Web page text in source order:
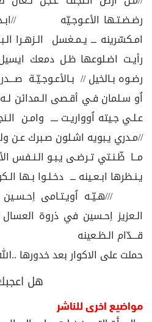
رضـضـتـها الأعـوجـيّه //
امـكسّرينه ـــ يـمـغسل الـزهـرا
رأيـت اضـلوعها ظـل دمعك ايسيل
رضـوه بـالخيل // بـالأعـوجـيّـة
اُو سـلمان فـي أقـصى الـمدائن لـه
عـلـي جـيته اُوواريـت ــــ وامـن
//مـدري يـبويه اشـلون صـبرك عـن
مــا ظّـنـتي تـرضـى يـبـو الـنـفس
يـنـظرها ابـعـينه ـــ دخـلـوا
///هـيّـه اُويـتـامى اِحـسـين
الـعزيز اِحـسين في ذروة العسال ////
قـــدّام الـظـعينه
حملت على الاكوار بعد خدورها
هل
مواضيع اخرى للناشر